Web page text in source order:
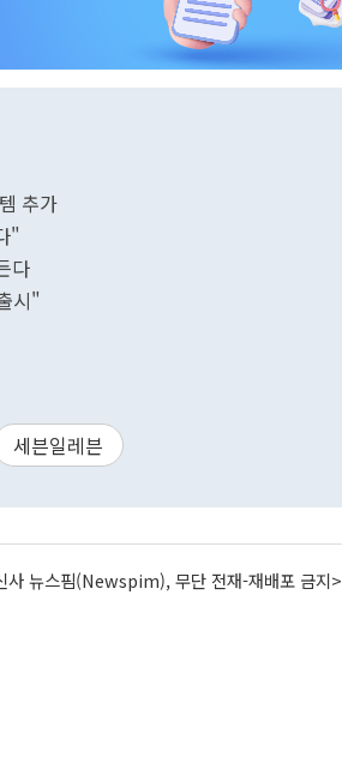
추가
"
다
시"
세븐일레븐
사 뉴스핌(Newspim), 무단 전재-재배포 금지>